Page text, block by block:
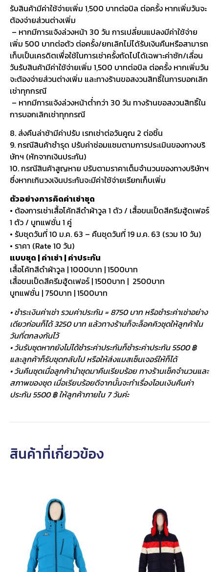
รับสินค้ามีค่าใช้จ่ายเพิ่ม 1,500 บาทต่อบิล ต่อครั้ง หากเพิ่มวันจะ
ต้องจ่ายส่วนต่างเพิ่ม
– หากมีการแจ้งล่วงหน้า 30 วัน การเปลี่ยนแปลงมีค่าใช้จ่าย
เพิ่ม 500 บาทต่อตัว ต่อครั้ง/ยกเลิกไม่ได้รับเงินคืนหรือสามารถ
เก็บเป็นเครดิตเพื่อใช้ในการเช่าครั้งถัดไปได้เฉพาะค่าซัก/เลื่อน
วันรับสินค้ามีค่าใช้จ่ายเพิ่ม 1,500 บาทต่อบิล ต่อครั้ง หากเพิ่มวัน
จะต้องจ่ายส่วนต่างเพิ่ม และทางร้านขอสงวนสิทธิ์ในการบอกเลิก
เช่าทุกกรณี
– หากมีการแจ้งล่วงหน้าต่ำกว่า 30 วัน ทางร้านขอสงวนสิทธิ์ใน
การบอกเลิกเช่าทุกกรณี
8. ส่งคืนล่าช้ามีค่าปรับ เรทเช่าต่อวันคูณ 2 ต่อชิ้น
9. กรณีสินค้าชำรุด ปรับค่าซ่อมแซมตามการประเมินของทางบริ
ษัทฯ (หักจากเงินประกัน)
10. กรณีสินค้าสูญหาย ปรับตามราคาเต็มจำนวนของทางบริษัทฯ
ซึ่งหากเกินวงเงินประกันจะมีค่าใช้จ่ายเรียกเก็บเพิ่ม
ตัวอย่างการคิดค่าเช่าชุด
• ต้องการเช่าเสื้อโค้ทสีดำผ้าวูล 1 ตัว / เสื้อขนเป็ดสีครีมฮู้ดเฟอร์
1 ตัว / บูทแฟชั่น 1 คู่
• รับชุดวันที่ 10 ม.ค. 63 – คืนชุดวันที่ 19 ม.ค. 63 (รวม 10 วัน)
• ราคา (Rate 10 วัน)
แบบชุด | ค่าเช่า | ค่าประกัน
เสื้อโค้ทสีดำผ้าวูล | 1000บาท | 1500บาท
เสื้อขนเป็ดสีครีมฮู้ดเฟอร์ | 1500บาท | 2500บาท
บูทแฟชั่น | 750บาท | 1500บาท
• ชำระเงินค่าเช่า รวมค่าประกัน = 8750 บาท หรือชำระค่าเช่าอย่าง
เดียวก่อนก็ได้ 3250 บาท แล้วทางร้านก็จะล็อคคิวชุดให้ลูกค้าใน
วันที่ตกลงกันไว้
• วันรับชุดหากยังไม่ได้ชำระค่าประกันก็ชำระค่าประกัน 5500 ฿
และลูกค้าก็รับชุดกลับไป หรือให้ส่งแมสเซ็นเจอร์ให้ก็ได้
• วันคืนชุดเมื่อลูกค้านำชุดมาคืนเรียบร้อย ทางร้านเช็คจำนวนและ
สภาพของชุด เมื่อเรียบร้อยดีจากนั้นจะทำเรื่องโอนเงินคืนค่า
ประกัน 5500 ฿ ให้ลูกค้าภายใน 7 วันค่ะ
สินค้าที่เกี่ยวข้อง